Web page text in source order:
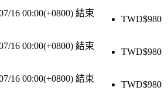
16 00:00(+0800) 結束
TWD$980
16 00:00(+0800) 結束
TWD$980
16 00:00(+0800) 結束
TWD$980